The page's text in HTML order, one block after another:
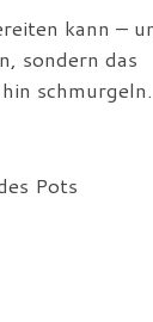
kann –
sondern das
schmurgeln.
Pots